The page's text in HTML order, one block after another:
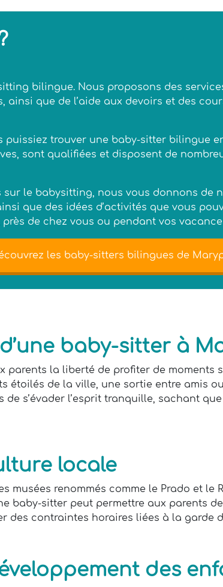
bilingue. Nous proposons des
ainsi que de l’aide aux devoirs et des
puissiez trouver une baby-sitter bilingue
sont qualifiées et disposent de
le babysitting, nous vous donnons de
que des idées d’activités que vous
de chez vous ou pendant vos
les baby-sitters bilingues de
baby-sitter à
parents la liberté de profiter de moments
étoilés de la ville, une sortie entre amis
s’évader l’esprit tranquille, sachant
locale
musées renommés comme le Prado et le
baby-sitter peut permettre aux parents
des contraintes horaires liées à la garde
des